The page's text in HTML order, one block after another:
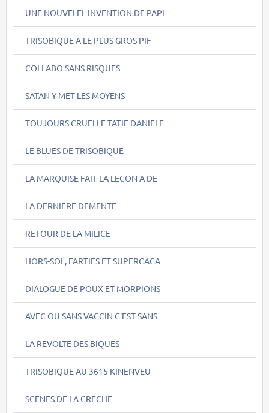
UNE NOUVELEL INVENTION DE PAPI
TRISOBIQUE A LE PLUS GROS PIF
COLLABO SANS RISQUES
SATAN Y MET LES MOYENS
TOUJOURS CRUELLE TATIE DANIELE
LE BLUES DE TRISOBIQUE
LA MARQUISE FAIT LA LECON A DE
LA DERNIERE DEMENTE
RETOUR DE LA MILICE
HORS-SOL, FARTIES ET SUPERCACA
DIALOGUE DE POUX ET MORPIONS
AVEC OU SANS VACCIN C'EST SANS
LA REVOLTE DES BIQUES
TRISOBIQUE AU 3615 KINENVEU
SCENES DE LA CRECHE